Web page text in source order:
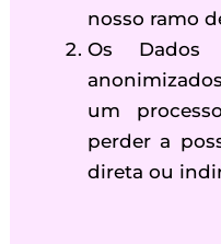
nosso ramo
Os
um
perder a
direta ou